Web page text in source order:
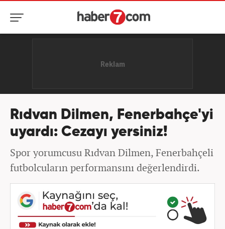
Rıdvan Dilmen, Fenerbahçe'yi
uyardı: Cezayı yersiniz!
Spor yorumcusu Rıdvan Dilmen, Fenerbahçeli
futbolcuların performansını değerlendirdi.